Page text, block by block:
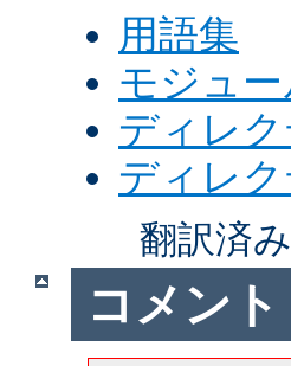
用語集
モジュー
ディレク
ディレ
翻訳済
コメント